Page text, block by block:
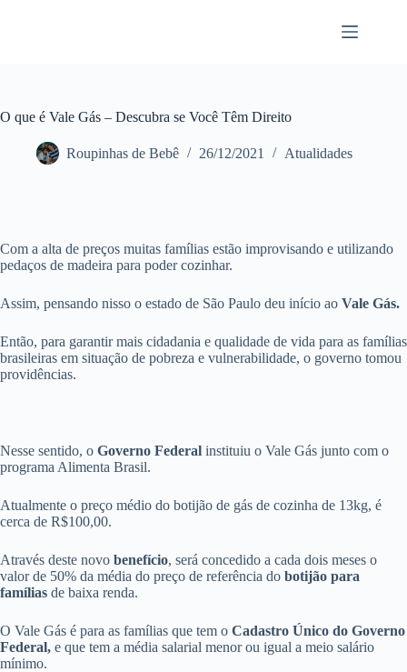
O que é Vale Gás – Descubra se Você Têm Direito
Roupinhas de Bebê 26/12/2021 Atualidades
Com a alta de preços muitas famílias estão improvisando e utilizando
pedaços de madeira para poder cozinhar.
Assim, pensando nisso o estado de São Paulo deu início ao Vale Gás.
Então, para garantir mais cidadania e qualidade de vida para as famílias
brasileiras em situação de pobreza e vulnerabilidade, o governo tomou
providências.
Nesse sentido, o Governo Federal instituiu o Vale Gás junto com o
programa Alimenta Brasil.
Atualmente o preço médio do botijão de gás de cozinha de 13kg, é
cerca de R$100,00.
Através deste novo benefício, será concedido a cada dois meses o
valor de 50% da média do preço de referência do botijão para
famílias de baixa renda.
O Vale Gás é para as famílias que tem o Cadastro Único do Governo
Federal, e que tem a média salarial menor ou igual a meio salário
mínimo.